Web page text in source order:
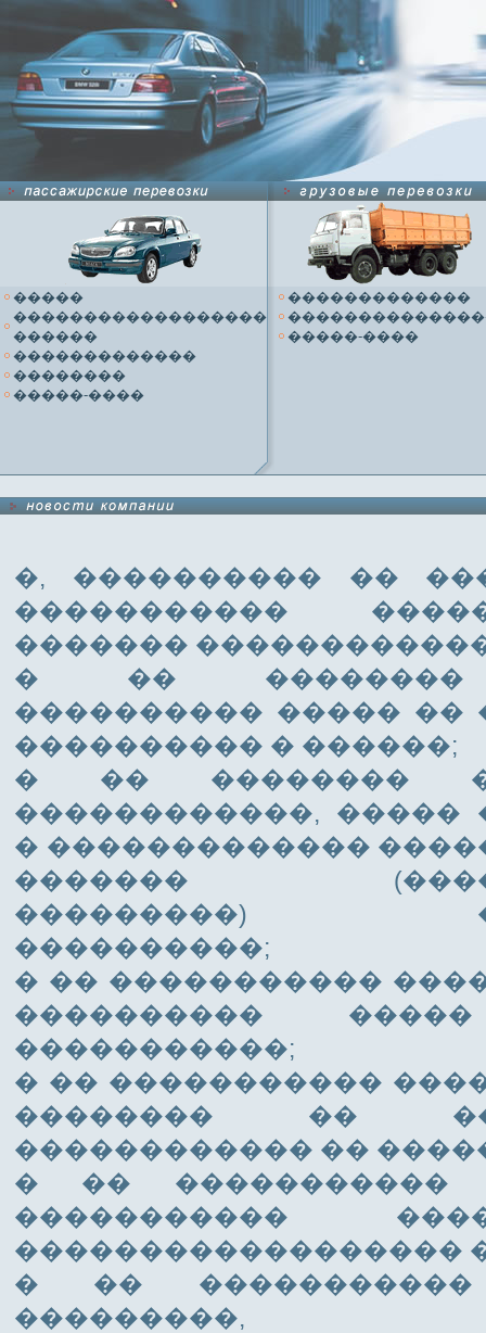
�����
������������������
������
�������������
��������
�����-����
�������������
�����-����
�, ���������� ��
�����������
�������
� �� ��������
���������� ����� ��
���������� � ������;
� �� ��������
������������, �����
� �������������
�������
���������)
����������;
� �� �����������
����������
�����������;
� �� �����������
�������� ��
������������ ��
� ��
�����������
������������������
� �� �����������
���������,